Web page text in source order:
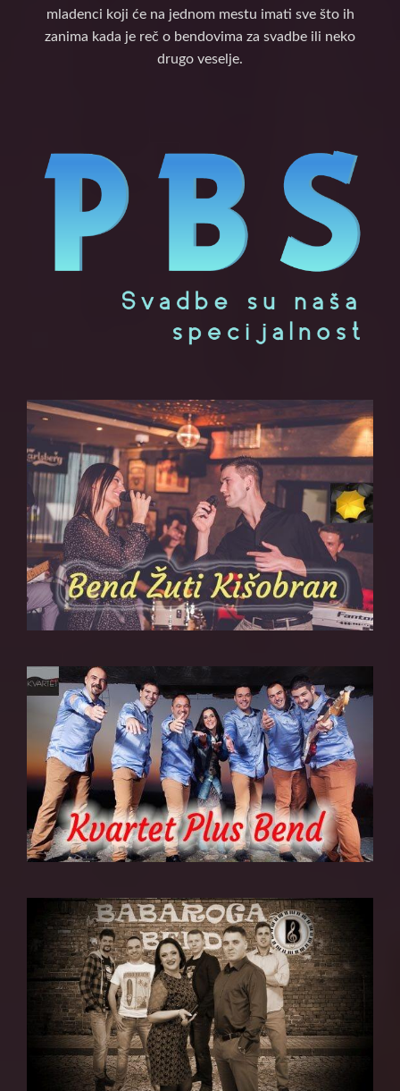
mladenci koji će na jednom mestu imati sve što ih
zanima kada je reč o bendovima za svadbe ili neko
drugo veselje.